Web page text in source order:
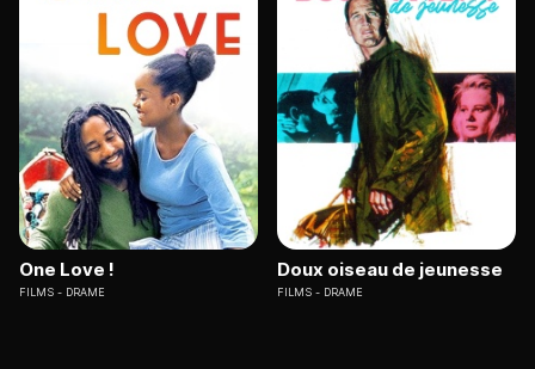
One Love !
FILMS DRAME
Doux oiseau de jeunesse
FILMS DRAME